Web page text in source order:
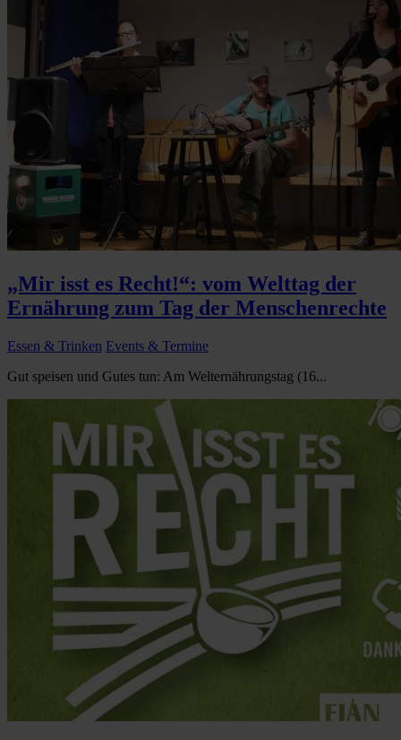
„Mir isst es Recht!“: vom Welttag der
Ernährung zum Tag der Menschenrechte
Essen & Trinken Events & Termine
Gut speisen und Gutes tun: Am Welternährungstag (16...